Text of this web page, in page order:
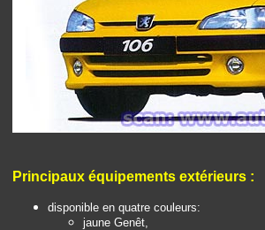
Principaux équipements extérieurs :
disponible en quatre couleurs:
jaune Genêt,